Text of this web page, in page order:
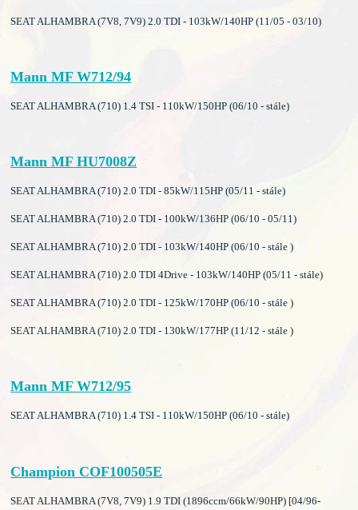
SEAT ALHAMBRA (7V8, 7V9) 2.0 TDI - 103kW/140HP (11/05 - 03/10)
Mann MF W712/94
SEAT ALHAMBRA (710) 1.4 TSI - 110kW/150HP (06/10 - stále)
Mann MF HU7008Z
SEAT ALHAMBRA (710) 2.0 TDI - 85kW/115HP (05/11 - stále)
SEAT ALHAMBRA (710) 2.0 TDI - 100kW/136HP (06/10 - 05/11)
SEAT ALHAMBRA (710) 2.0 TDI - 103kW/140HP (06/10 - stále )
SEAT ALHAMBRA (710) 2.0 TDI 4Drive - 103kW/140HP (05/11 - stále)
SEAT ALHAMBRA (710) 2.0 TDI - 125kW/170HP (06/10 - stále )
SEAT ALHAMBRA (710) 2.0 TDI - 130kW/177HP (11/12 - stále )
Mann MF W712/95
SEAT ALHAMBRA (710) 1.4 TSI - 110kW/150HP (06/10 - stále)
Champion COF100505E
SEAT ALHAMBRA (7V8, 7V9) 1.9 TDI (1896ccm/66kW/90HP) [04/96-